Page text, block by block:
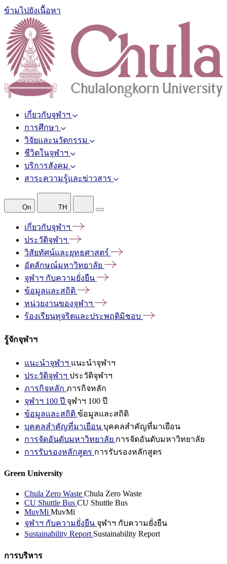
ข้ามไปยังเนื้อหา
เกี่ยวกับจุฬาฯ
การศึกษา
วิจัยและนวัตกรรม
ชีวิตในจุฬาฯ
บริการสังคม
สาระความรู้และข่าวสาร
On TH
เกี่ยวกับจุฬาฯ
ประวัติจุฬาฯ
วิสัยทัศน์และยุทธศาสตร์
อัตลักษณ์มหาวิทยาลัย
จุฬาฯ กับความยั่งยืน
ข้อมูลและสถิติ
หน่วยงานของจุฬาฯ
ร้องเรียนทุจริตและประพฤติมิชอบ
รู้จักจุฬาฯ
แนะนำจุฬาฯ แนะนำจุฬาฯ
ประวัติจุฬาฯ ประวัติจุฬาฯ
ภารกิจหลัก ภารกิจหลัก
จุฬาฯ 100 ปี จุฬาฯ 100 ปี
ข้อมูลและสถิติ ข้อมูลและสถิติ
บุคคลสำคัญที่มาเยือน บุคคลสำคัญที่มาเยือน
การจัดอันดับมหาวิทยาลัย การจัดอันดับมหาวิทยาลัย
การรับรองหลักสูตร การรับรองหลักสูตร
Green University
Chula Zero Waste Chula Zero Waste
CU Shuttle Bus CU Shuttle Bus
MuvMi MuvMi
จุฬาฯ กับความยั่งยืน จุฬาฯ กับความยั่งยืน
Sustainability Report Sustainability Report
การบริหาร